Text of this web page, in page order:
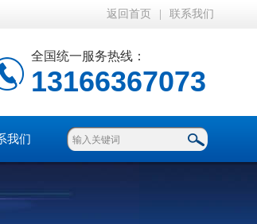
返回首页 联系我们
全国统一服务热线：
13166367073
我们